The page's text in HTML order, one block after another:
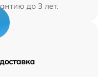
до 3 лет.